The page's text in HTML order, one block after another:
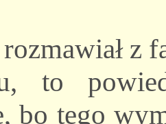
z
to
bo tego